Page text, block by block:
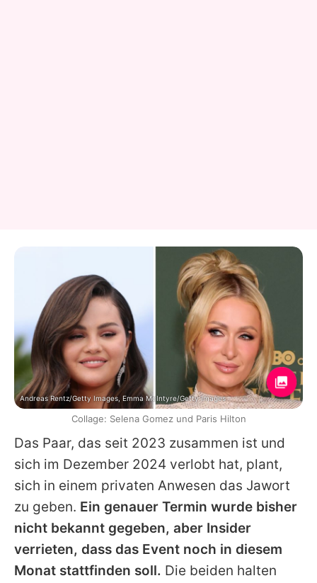
Das Paar, das seit 2023 zusammen ist und
sich im Dezember 2024 verlobt hat, plant,
sich in einem privaten Anwesen das Jawort
zu geben. Ein genauer Termin wurde bisher
nicht bekannt gegeben, aber Insider
verrieten, dass das Event noch in diesem
Monat stattfinden soll. Die beiden halten
Andreas Rentz/Getty Images, Emma McIntyre/Getty Images
Collage: Selena Gomez und Paris Hilton